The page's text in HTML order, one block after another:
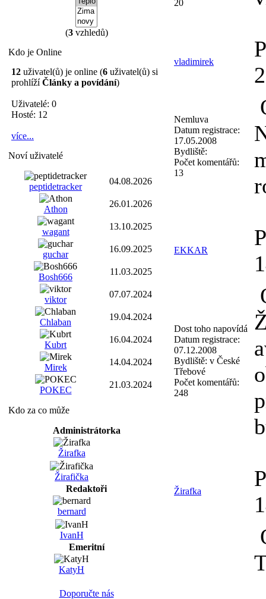
(3vzhledů)
Kdo je Online
12 uživatel(ů) je online (6 uživatel(ů) si
prohlížíČlánky a povídání)
Uživatelé: 0
Hosté: 12
více...
Noví uživatelé
peptidetracker
04.08.2026
Athon
26.01.2026
wagant
13.10.2025
guchar
16.09.2025
Bosh666
11.03.2025
viktor
07.07.2024
Chlaban
19.04.2024
Kubrt
16.04.2024
Mirek
14.04.2024
POKEC
21.03.2024
Kdo za co může
Administrátorka
Žirafka
Žirafička
Redaktoři
bernard
IvanH
Emeritní
KatyH
Doporučte nás
20
vladimirek
Nemluva
Datum registrace:
17.05.2008
Bydliště:
Počet komentářů:
13
EKKAR
Dost toho napovídá
Datum registrace:
07.12.2008
Bydliště: v České
Třebové
Počet komentářů:
248
Žirafka